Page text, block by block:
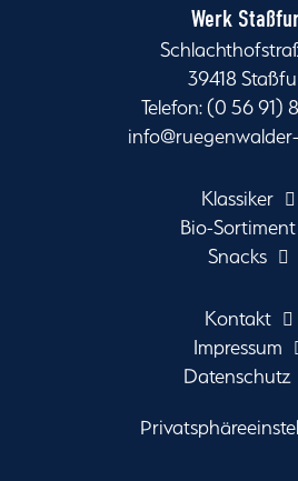
Werk
39418
Telefon: (0 56 91)
Klassiker
Bio-Sortiment
Snacks
Kontakt
Impressum
Datenschutz